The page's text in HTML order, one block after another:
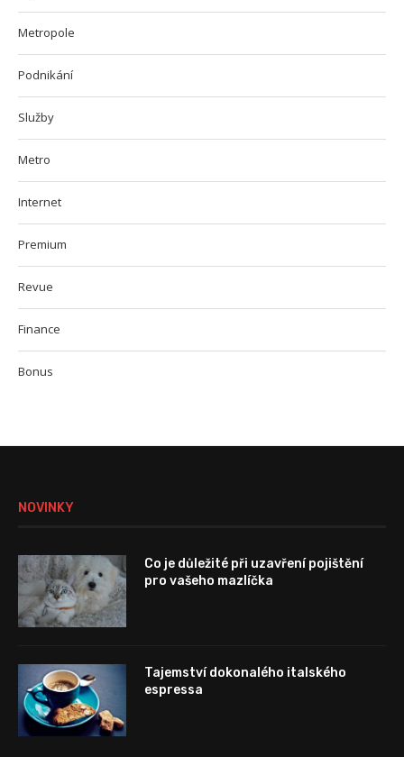
Metropole
Podnikání
Služby
Metro
Internet
Premium
Revue
Finance
Bonus
NOVINKY
Co je důležité při uzavření pojištění
pro vašeho mazlíčka
Tajemství dokonalého italského
espressa